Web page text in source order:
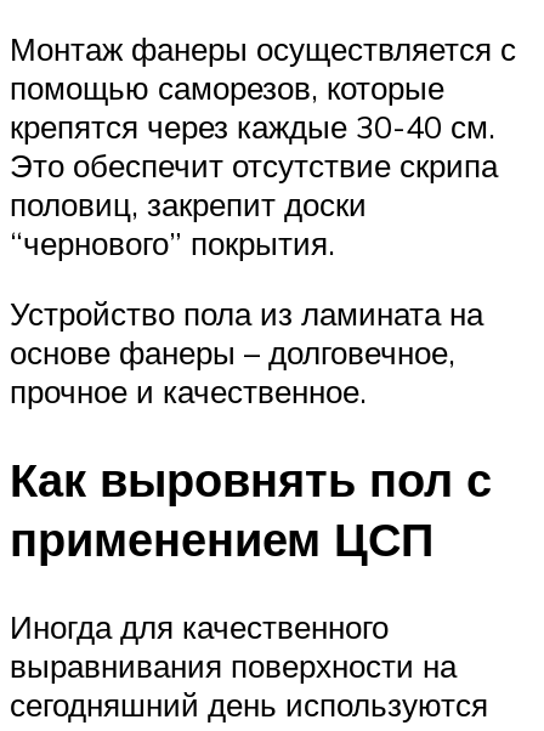
Монтаж фанеры осуществляется с
помощью саморезов, которые
крепятся через каждые 30-40 см.
Это обеспечит отсутствие скрипа
половиц, закрепит доски
“чернового” покрытия.
Устройство пола из ламината на
основе фанеры – долговечное,
прочное и качественное.
Как выровнять пол с
применением ЦСП
Иногда для качественного
выравнивания поверхности на
сегодняшний день используются